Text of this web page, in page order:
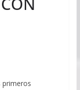
primeros